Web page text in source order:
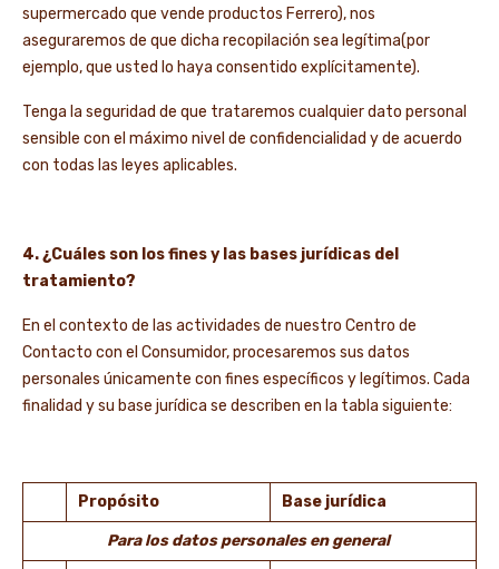
supermercado que vende productos Ferrero), nos
aseguraremos de que dicha recopilación sea legítima(por
ejemplo, que usted lo haya consentido explícitamente).
Tenga la seguridad de que trataremos cualquier dato personal
sensible con el máximo nivel de confidencialidad y de acuerdo
con todas las leyes aplicables.
4. ¿Cuáles son los fines y las bases jurídicas del
tratamiento?
En el contexto de las actividades de nuestro Centro de
Contacto con el Consumidor, procesaremos sus datos
personales únicamente con fines específicos y legítimos. Cada
finalidad y su base jurídica se describen en la tabla siguiente:
Propósito Base jurídica
Para los datos personales en general